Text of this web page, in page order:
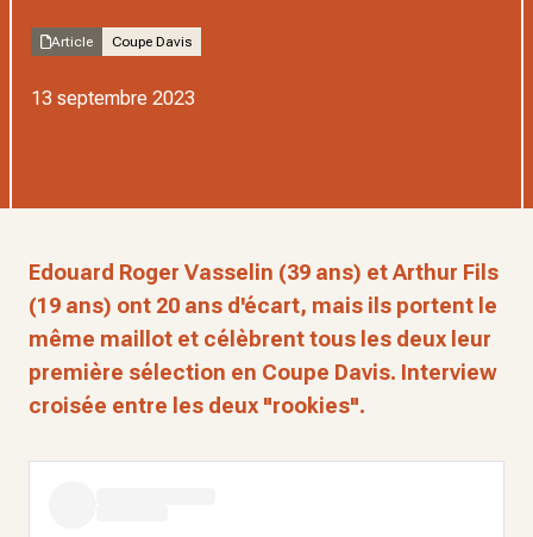
Article Coupe Davis
13 septembre 2023
Edouard Roger Vasselin (39 ans) et Arthur Fils
(19 ans) ont 20 ans d'écart, mais ils portent le
même maillot et célèbrent tous les deux leur
première sélection en Coupe Davis. Interview
croisée entre les deux "rookies".